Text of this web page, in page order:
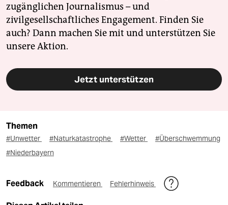
zugänglichen Journalismus – und
zivilgesellschaftliches Engagement. Finden Sie
auch? Dann machen Sie mit und unterstützen Sie
unsere Aktion.
Jetzt unterstützen
Themen
#Unwetter #Naturkatastrophe #Wetter
#Überschwemmung
#Niederbayern
Feedback Kommentieren Fehlerhinweis